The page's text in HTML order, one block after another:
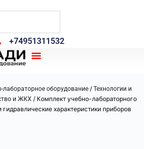
+74951311532
лабораторное оборудование / Технологии и
и ЖКХ / Комплект учебно-лабораторного
характеристики приборов